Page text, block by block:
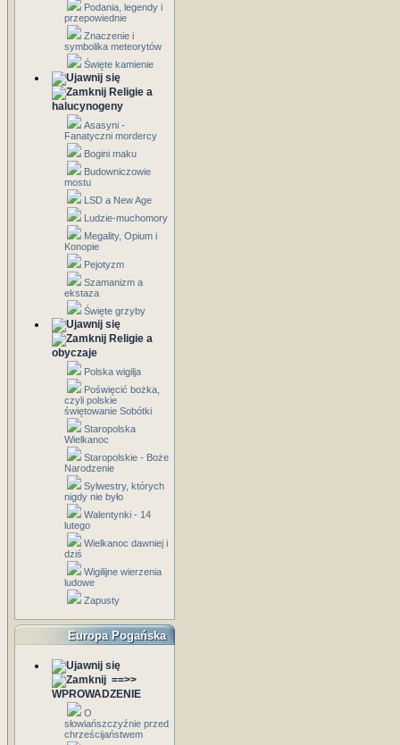
Podania, legendy i
przepowiednie
Znaczenie i
symbolika meteorytów
Święte kamienie
Religie a
halucynogeny
Asasyni -
Fanatyczni mordercy
Bogini maku
Budowniczowie
mostu
LSD a New Age
Ludzie-muchomory
Megality, Opium i
Konopie
Pejotyzm
Szamanizm a
ekstaza
Święte grzyby
Religie a
obyczaje
Polska wigilja
Poświęcić bożka,
czyli polskie
świętowanie Sobótki
Staropolska
Wielkanoc
Staropolskie - Boże
Narodzenie
Sylwestry, których
nigdy nie było
Walentynki - 14
lutego
Wielkanoc dawniej i
dziś
Wigilijne wierzenia
ludowe
Zapusty
Europa Pogańska
==>>
WPROWADZENIE
O
słowiańszczyźnie przed
chrześcijaństwem